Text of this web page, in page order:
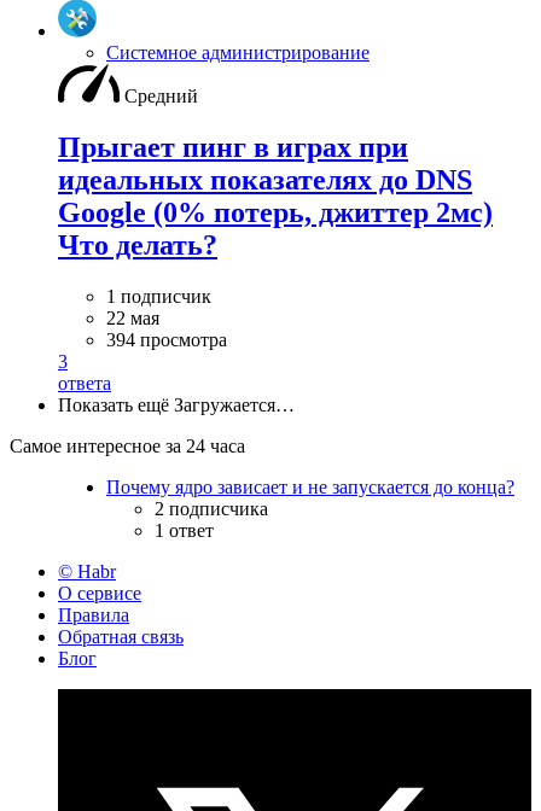
Системное администрирование
Средний
Прыгает пинг в играх при
идеальных показателях до DNS
Google (0% потерь, джиттер 2мс)
Что делать?
1 подписчик
22 мая
394 просмотра
3
ответа
Показать ещё Загружается…
Самое интересное за 24 часа
Почему ядро зависает и не запускается до конца?
2 подписчика
1 ответ
© Habr
О сервисе
Правила
Обратная связь
Блог